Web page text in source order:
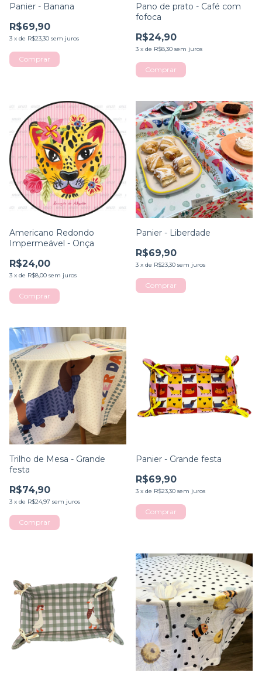
Panier - Banana
R$69,90
3 x de R$23,30 sem juros
Comprar
Pano de prato - Café com
fofoca
R$24,90
3 x de R$8,30 sem juros
Americano Redondo
Impermeável - Onça
R$24,00
3 x de R$8,00 sem juros
Panier - Liberdade
R$69,90
3 x de R$23,30 sem juros
Trilho de Mesa - Grande
festa
R$74,90
3 x de R$24,97 sem juros
Panier - Grande festa
R$69,90
3 x de R$23,30 sem juros